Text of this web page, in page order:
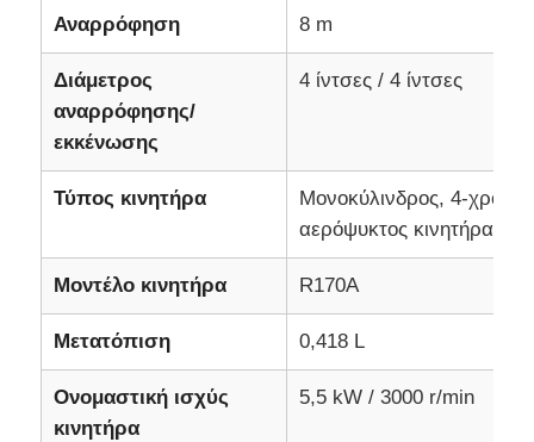
Σύνολο γεννητριών θόλων
Γεννήτρια χαμηλού θορύβου
Συντήρηση Γεννητριών
Σετ γεννήτριας συγκόλλησης
μηχανή diesel γεννητριών
αντλία αποχέτευσης
Αναρρόφηση 8 m
Διάμετρος
αναρρόφησης/
εκκένωσης
4 ίντσες / 4 ίντσες
Τύπος κινητήρα
Μονοκύλινδρος, 4-
αερόψυκτος κινητήρας
Μοντέλο κινητήρα R170A
Μετατόπιση 0,418 L
Ονομαστική ισχύς
κινητήρα
5,5 kW / 3000 r/min